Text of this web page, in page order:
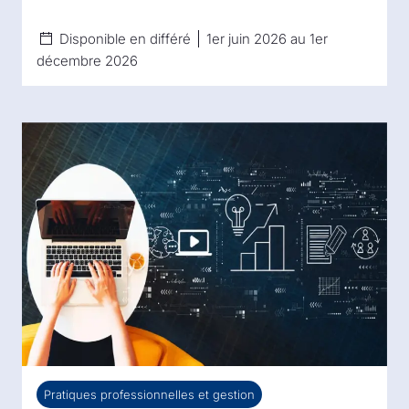
Disponible en différé
1er juin 2026 au 1er
décembre 2026
Pratiques professionnelles et gestion
Pratiques professionnelles et gestion